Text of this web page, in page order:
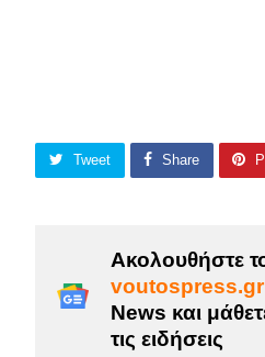
Tweet Share
Ακολουθήστε
voutospress.gr
News και
τις ειδήσεις